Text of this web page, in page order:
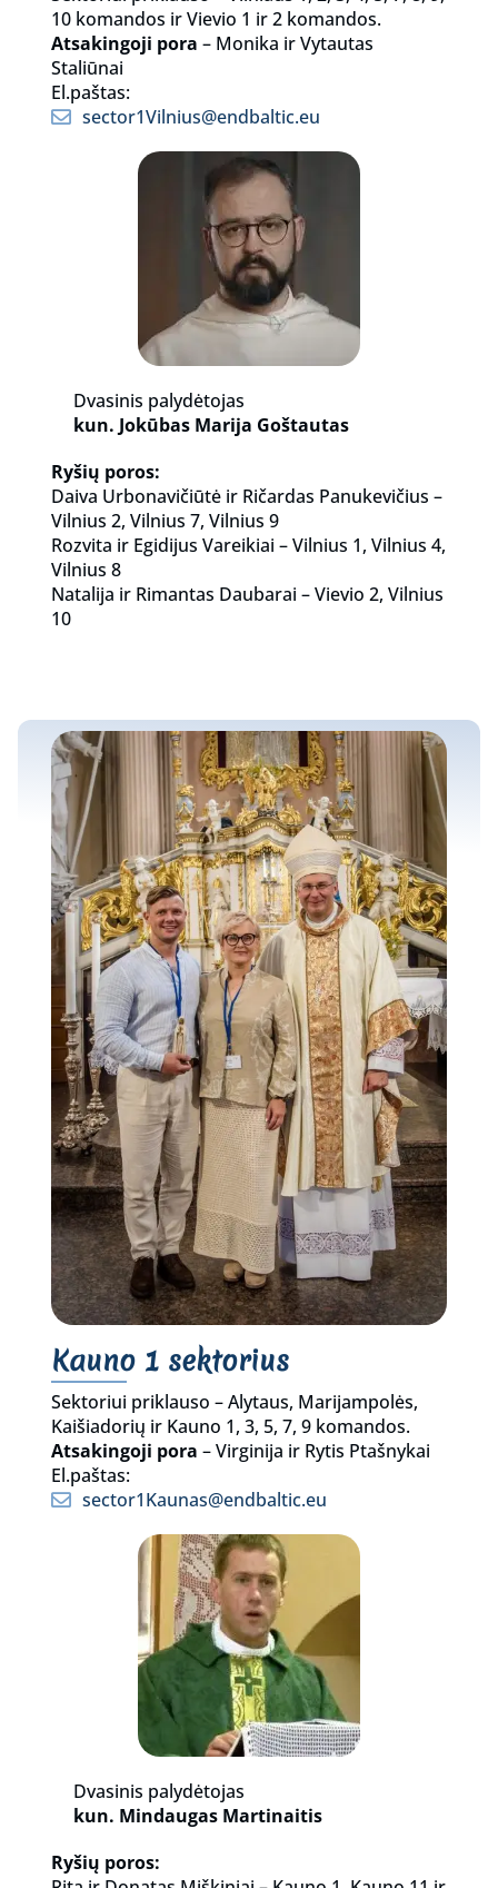
10 komandos ir Vievio 1 ir 2 komandos.
Atsakingoji pora – Monika ir Vytautas
Staliūnai
El.paštas:
sector1Vilnius@endbaltic.eu
Dvasinis palydėtojas
kun. Jokūbas Marija Goštautas
Ryšių poros:
Daiva Urbonavičiūtė ir Ričardas Panukevičius –
Vilnius 2, Vilnius 7, Vilnius 9
Rozvita ir Egidijus Vareikiai – Vilnius 1, Vilnius 4,
Vilnius 8
Natalija ir Rimantas Daubarai – Vievio 2, Vilnius
10
Kauno 1 sektorius
Sektoriui priklauso – Alytaus, Marijampolės,
Kaišiadorių ir Kauno 1, 3, 5, 7, 9 komandos.
Atsakingoji pora – Virginija ir Rytis Ptašnykai
El.paštas:
sector1Kaunas@endbaltic.eu
Dvasinis palydėtojas
kun. Mindaugas Martinaitis
Ryšių poros: